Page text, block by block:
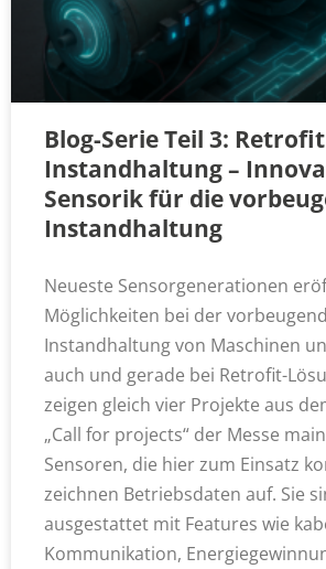
Blog-Serie Teil 3:
Instandhaltung –
Sensorik für die
Instandhaltung
Neueste Sensorgenerationen
Möglichkeiten bei der
Instandhaltung von Maschinen
auch und gerade bei Retrofit-
zeigen gleich vier Projekte aus
„Call for projects“ der Messe
Sensoren, die hier zum Einsatz
zeichnen Betriebsdaten auf. Sie
ausgestattet mit Features wie
Kommunikation,